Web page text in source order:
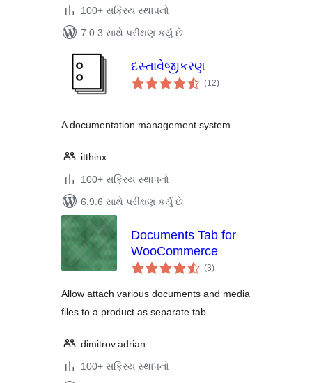
100+ સક્રિય સ્થાપનો
7.0.3 સાથે પરીક્ષણ કર્યું છે
દસ્તાવેજીકરણ
(12કુલ
રેટિંગ્સ
)
A documentation management system.
itthinx
100+ સક્રિય સ્થાપનો
6.9.6 સાથે પરીક્ષણ કર્યું છે
Documents Tab for
WooCommerce
(3કુલ
રેટિંગ્સ
)
Allow attach various documents and media
files to a product as separate tab.
dimitrov.adrian
100+ સક્રિય સ્થાપનો